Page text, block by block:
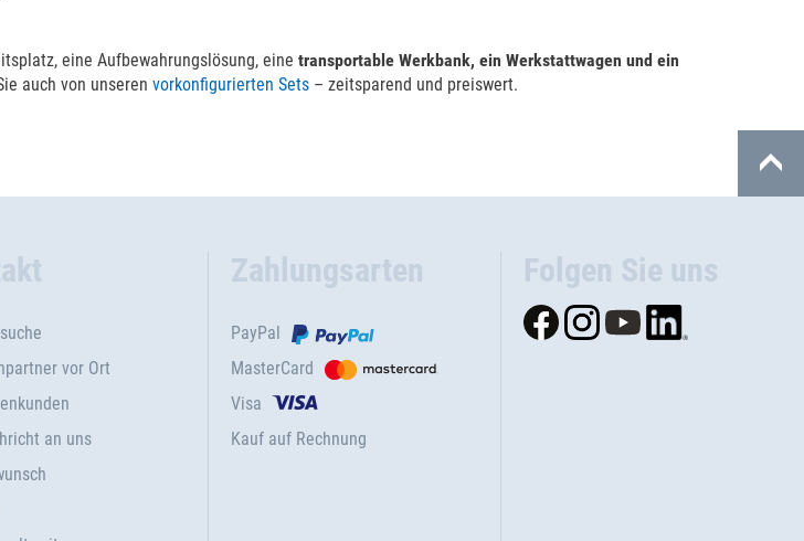
eine Aufbewahrungslösung, eine transportable Werkbank, ein Werkstattwagen und ein
auch von unseren vorkonfigurierten Sets – zeitsparend und preiswert.
vor Ort
an uns
Zahlungsarten
PayPal
MasterCard
Visa
Kauf auf Rechnung
Folgen Sie uns